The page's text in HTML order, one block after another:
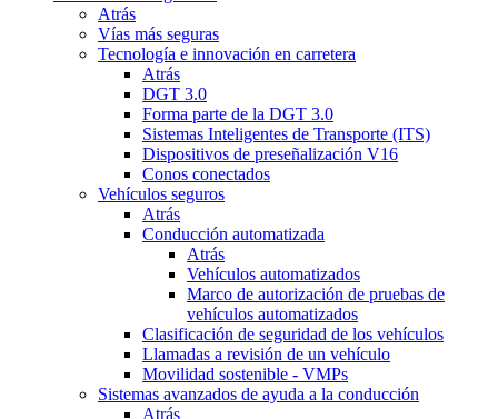
Atrás
Vías más seguras
Tecnología e innovación en carretera
Atrás
DGT 3.0
Forma parte de la DGT 3.0
Sistemas Inteligentes de Transporte (ITS)
Dispositivos de preseñalización V16
Conos conectados
Vehículos seguros
Atrás
Conducción automatizada
Atrás
Vehículos automatizados
Marco de autorización de pruebas de
vehículos automatizados
Clasificación de seguridad de los vehículos
Llamadas a revisión de un vehículo
Movilidad sostenible - VMPs
Sistemas avanzados de ayuda a la conducción
Atrás